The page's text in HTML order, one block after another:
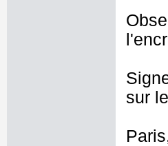
sur